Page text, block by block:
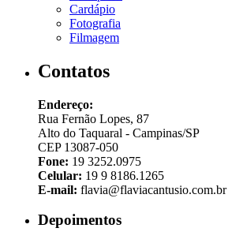
Cardápio
Fotografia
Filmagem
Contatos
Endereço:
Rua Fernão Lopes, 87
Alto do Taquaral - Campinas/SP
CEP 13087-050
Fone: 19 3252.0975
Celular: 19 9 8186.1265
E-mail: flavia@flaviacantusio.com.br
Depoimentos